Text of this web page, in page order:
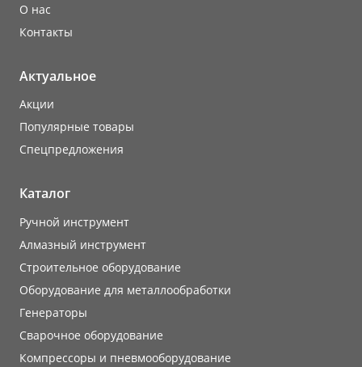
О нас
Контакты
Актуальное
Акции
Популярные товары
Cпецпредложения
Каталог
Ручной инструмент
Алмазный инструмент
Строительное оборудование
Оборудование для металлообработки
Генераторы
Сварочное оборудование
Компрессоры и пневмооборудование